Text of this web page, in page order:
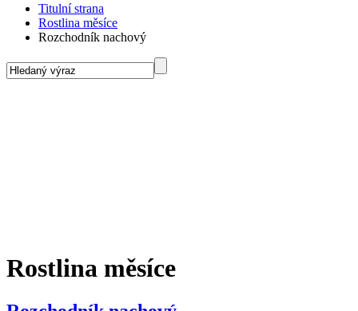
Titulní strana
Rostlina měsíce
Rozchodník nachový
Rostlina měsíce